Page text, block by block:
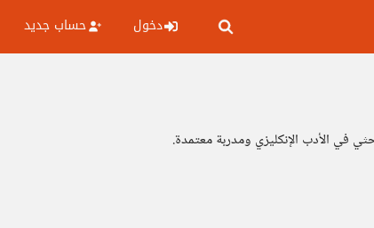
دخول حساب جديد
في الأدب الإنكليزي ومدربة معتمدة.